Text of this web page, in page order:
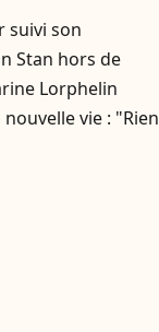
suivi son
Stan hors de
Lorphelin
vie : "Rien
cette joie"